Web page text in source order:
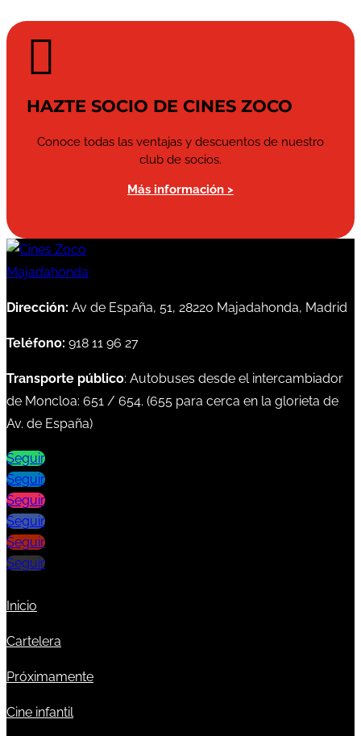

HAZTE SOCIO DE CINES ZOCO
Conoce todas las ventajas y descuentos de nuestro
club de socios.
Más información >
Dirección: Av de España, 51, 28220 Majadahonda, Madrid
Teléfono: 918 11 96 27
Transporte público: Autobuses desde el intercambiador
de Moncloa: 651 / 654. (655 para cerca en la glorieta de
Av. de España)
Seguir
Seguir
Seguir
Seguir
Seguir
Seguir
Inicio
Cartelera
Próximamente
Cine infantil